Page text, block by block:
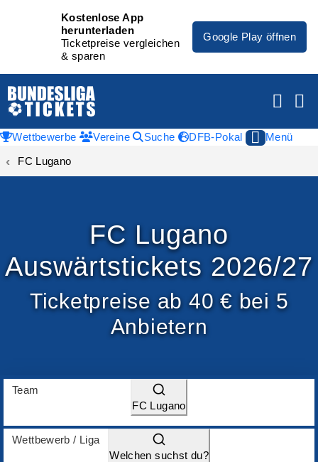
Kostenlose App
herunterladen
Ticketpreise vergleichen
& sparen
Google Play öffnen
Wettbewerbe Vereine Suche DFB-Pokal
Menü
FC Lugano
FC Lugano
Auswärtstickets 2026/27
Ticketpreise ab 40 € bei 5
Anbietern
Team
FC Lugano
Wettbewerb / Liga
Welchen suchst du?